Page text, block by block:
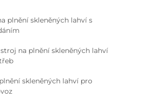
plnění skleněných lahví s
na plnění skleněných lahví
skleněných lahví pro